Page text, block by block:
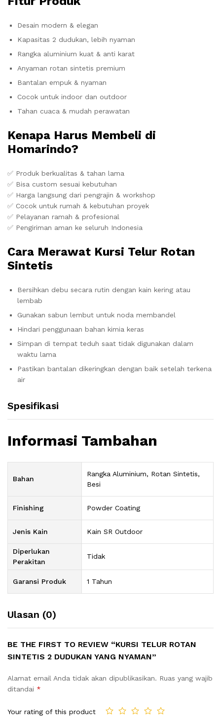
Desain modern & elegan
Kapasitas 2 dudukan, lebih nyaman
Rangka aluminium kuat & anti karat
Anyaman rotan sintetis premium
Bantalan empuk & nyaman
Cocok untuk indoor dan outdoor
Tahan cuaca & mudah perawatan
Kenapa Harus Membeli di
Homarindo?
✅ Produk berkualitas & tahan lama
✅ Bisa custom sesuai kebutuhan
✅ Harga langsung dari pengrajin & workshop
✅ Cocok untuk rumah & kebutuhan proyek
✅ Pelayanan ramah & profesional
✅ Pengiriman aman ke seluruh Indonesia
Cara Merawat Kursi Telur Rotan
Sintetis
Bersihkan debu secara rutin dengan kain kering atau
lembab
Gunakan sabun lembut untuk noda membandel
Hindari penggunaan bahan kimia keras
Simpan di tempat teduh saat tidak digunakan dalam
waktu lama
Pastikan bantalan dikeringkan dengan baik setelah terkena
air
Spesifikasi
Informasi Tambahan
Bahan
Rangka Aluminium, Rotan Sintetis,
Besi
Finishing Powder Coating
Jenis Kain Kain SR Outdoor
Diperlukan
Perakitan
Tidak
Garansi Produk 1 Tahun
Ulasan (0)
BE THE FIRST TO REVIEW “KURSI TELUR ROTAN
SINTETIS 2 DUDUKAN YANG NYAMAN”
Alamat email Anda tidak akan dipublikasikan. Ruas yang wajib
ditandai *
Your rating of this product